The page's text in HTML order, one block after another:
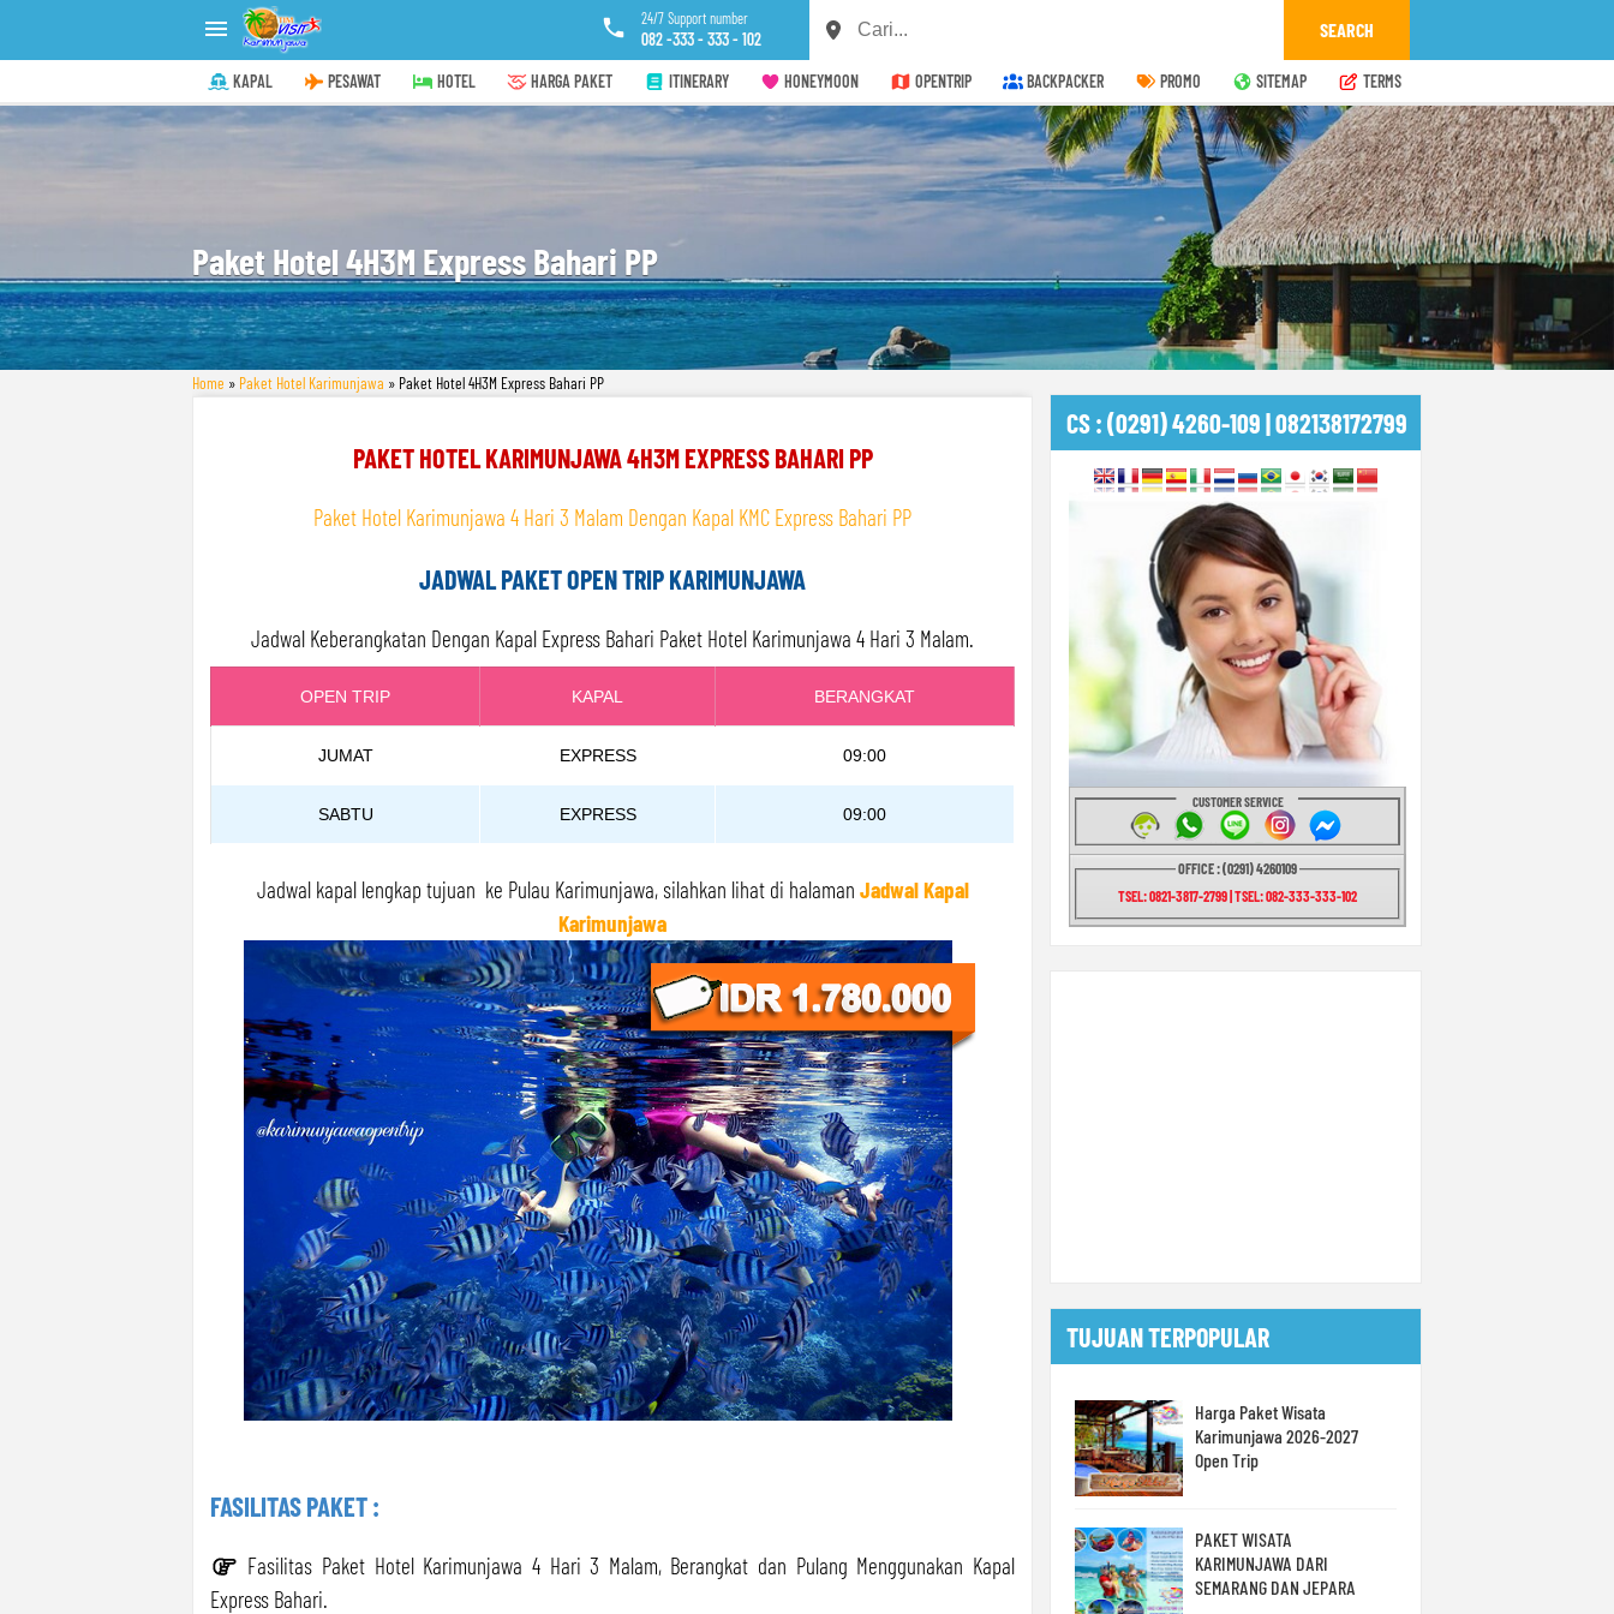
 24/7 Support number
082 -333 - 333 - 102
KAPAL PESAWAT HOTEL HARGA PAKET ITINERARY HONEYMOON OPENTRIP BACKPACKER PROMO SITEMAP TERMS
Paket Hotel 4H3M Express Bahari PP
Home » Paket Hotel Karimunjawa » Paket Hotel 4H3M Express Bahari PP
PAKET HOTEL KARIMUNJAWA 4H3M EXPRESS BAHARI PP
Paket Hotel Karimunjawa 4 Hari 3 Malam Dengan Kapal KMC Express Bahari PP
JADWAL PAKET OPEN TRIP KARIMUNJAWA
Jadwal Keberangkatan Dengan Kapal Express Bahari Paket Hotel Karimunjawa 4 Hari 3 Malam.
OPEN TRIP KAPAL BERANGKAT
JUMAT EXPRESS 09:00
SABTU EXPRESS 09:00
Jadwal kapal lengkap tujuan ke Pulau Karimunjawa, silahkan lihat di halaman Jadwal Kapal
Karimunjawa
FASILITAS PAKET :
Fasilitas Paket Hotel Karimunjawa 4 Hari 3 Malam, Berangkat dan Pulang Menggunakan Kapal
Express Bahari.
CS : (0291) 4260-109 | 082138172799
CUSTOMER SERVICE
OFFICE : (0291) 4260109
TSEL: 0821-3817-2799 | TSEL: 082-333-333-102
TUJUAN TERPOPULAR
Harga Paket Wisata
Karimunjawa 2026-2027
Open Trip
PAKET WISATA
KARIMUNJAWA DARI
SEMARANG DAN JEPARA